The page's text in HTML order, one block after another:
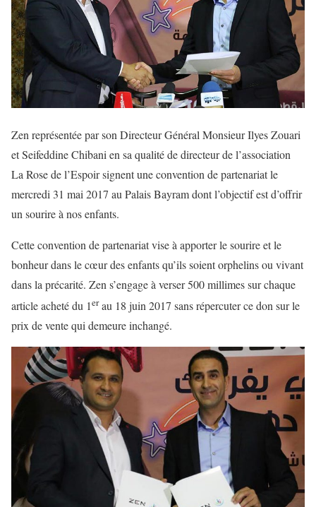
Zen représentée par son Directeur Général Monsieur Ilyes Zouari
et Seifeddine Chibani en sa qualité de directeur de l’association
La Rose de l’Espoir signent une convention de partenariat le
mercredi 31 mai 2017 au Palais Bayram dont l’objectif est d’offrir
un sourire à nos enfants.
Cette convention de partenariat vise à apporter le sourire et le
bonheur dans le cœur des enfants qu’ils soient orphelins ou vivant
dans la précarité. Zen s’engage à verser 500 millimes sur chaque
article acheté du 1erau 18 juin 2017 sans répercuter ce don sur le
prix de vente qui demeure inchangé.